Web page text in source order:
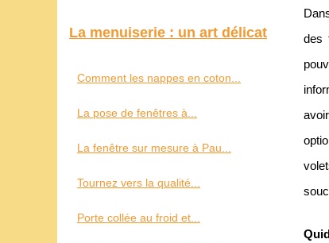
des
La menuiserie : un art délicat
Comment les nappes en coton...
La pose de fenêtres à...
La fenêtre sur mesure à Pau...
Tournez vers la qualité...
Porte collée au froid et...